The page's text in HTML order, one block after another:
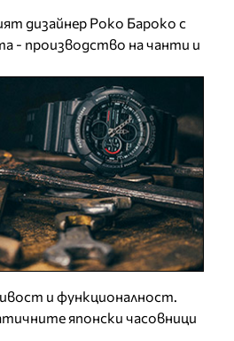
дизайнер Роко Бароко с
- производство на чанти и
и функционалност.
японски часовници